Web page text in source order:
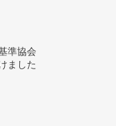
準協会
ました